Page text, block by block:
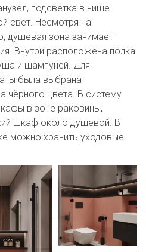
подсветка в нише
свет. Несмотря на
душевая зона занимает
Внутри расположена полка
и шампуней. Для
была выбрана
чёрного цвета. В систему
в зоне раковины,
шкаф около душевой. В
можно хранить уходовые